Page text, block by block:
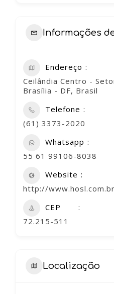
Informações
Endereço
Ceilândia Centro -
Brasília - DF, Brasil
Telefone
(61) 3373-2020
Whatsapp
55 61 99106-8038
Website
http://www.hosl.com.br
CEP
72.215-511
Localização